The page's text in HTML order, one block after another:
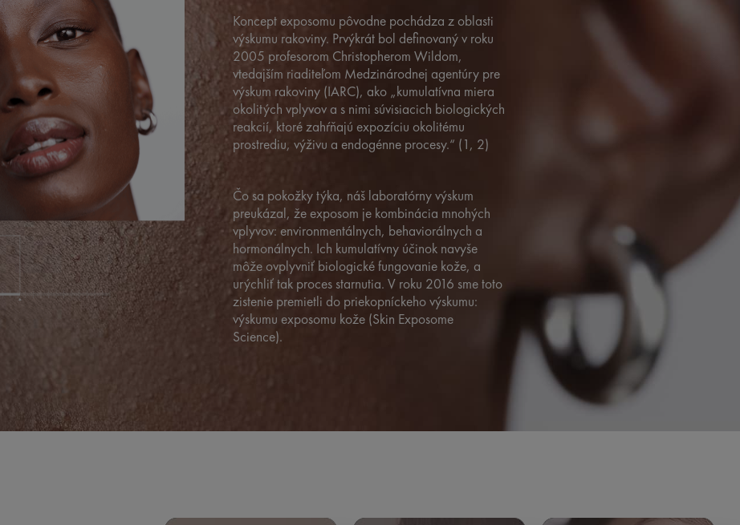
Koncept exposomu pôvodne pochádza z oblasti
výskumu rakoviny. Prvýkrát bol definovaný v roku
2005 profesorom Christopherom Wildom,
vtedajším riaditeľom Medzinárodnej agentúry pre
výskum rakoviny (IARC), ako „kumulatívna miera
okolitých vplyvov a s nimi súvisiacich biologických
reakcií, ktoré zahŕňajú expozíciu okolitému
prostrediu, výživu a endogénne procesy.“ (1, 2)
Čo sa pokožky týka, náš laboratórny výskum
preukázal, že exposom je kombinácia mnohých
vplyvov: environmentálnych, behaviorálnych a
hormonálnych. Ich kumulatívny účinok navyše
môže ovplyvniť biologické fungovanie kože, a
urýchliť tak proces starnutia. V roku 2016 sme toto
zistenie premietli do priekopníckeho výskumu:
výskumu exposomu kože (Skin Exposome
Science).